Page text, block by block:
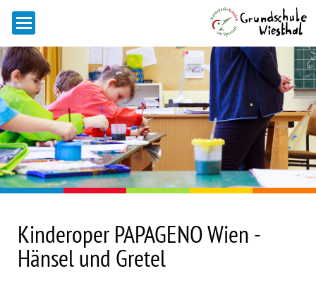
Kinderoper PAPAGENO Wien -
Hänsel und Gretel